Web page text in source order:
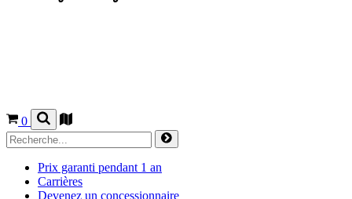
0
Prix garanti pendant 1 an
Carrières
Devenez un concessionnaire